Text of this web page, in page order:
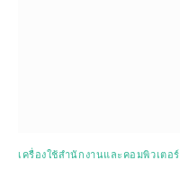
เครื่องใช้สำนักงานและคอมพิวเตอร์